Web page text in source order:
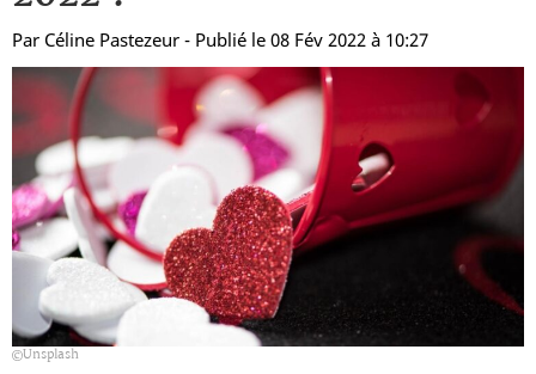
Par Céline Pastezeur - Publié le 08 Fév 2022 à 10:27
Unsplash